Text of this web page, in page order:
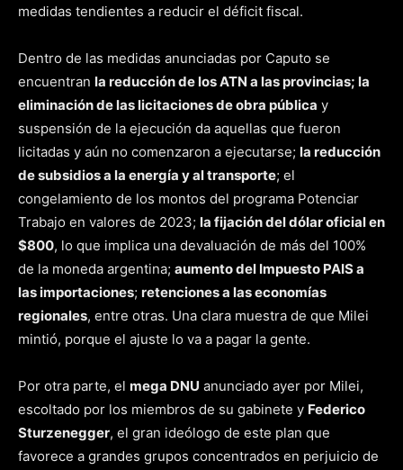
medidas tendientes a reducir el déficit fiscal.
Dentro de las medidas anunciadas por Caputo se
encuentran la reducción de los ATN a las provincias; la
eliminación de las licitaciones de obra pública y
suspensión de la ejecución da aquellas que fueron
licitadas y aún no comenzaron a ejecutarse; la reducción
de subsidios a la energía y al transporte; el
congelamiento de los montos del programa Potenciar
Trabajo en valores de 2023; la fijación del dólar oficial en
$800, lo que implica una devaluación de más del 100%
de la moneda argentina; aumento del Impuesto PAIS a
las importaciones; retenciones a las economías
regionales, entre otras. Una clara muestra de que Milei
mintió, porque el ajuste lo va a pagar la gente.
Por otra parte, el mega DNU anunciado ayer por Milei,
escoltado por los miembros de su gabinete y Federico
Sturzenegger, el gran ideólogo de este plan que
favorece a grandes grupos concentrados en perjuicio de